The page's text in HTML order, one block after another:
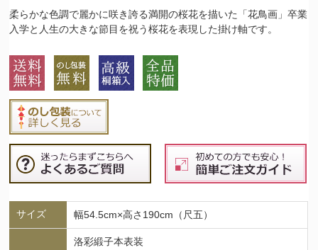
柔らかな色調で麗かに咲き誇る満開の桜花を描いた「花鳥画」卒業
入学と人生の大きな節目を祝う桜花を表現した掛け軸です。
サイズ 幅54.5cm×高さ190cm（尺五）
洛彩緞子本表装